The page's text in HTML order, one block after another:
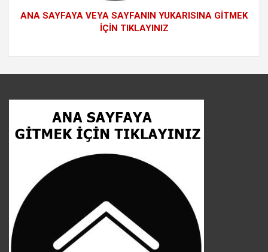
ANA SAYFAYA VEYA SAYFANIN YUKARISINA GİTMEK
İÇİN TIKLAYINIZ